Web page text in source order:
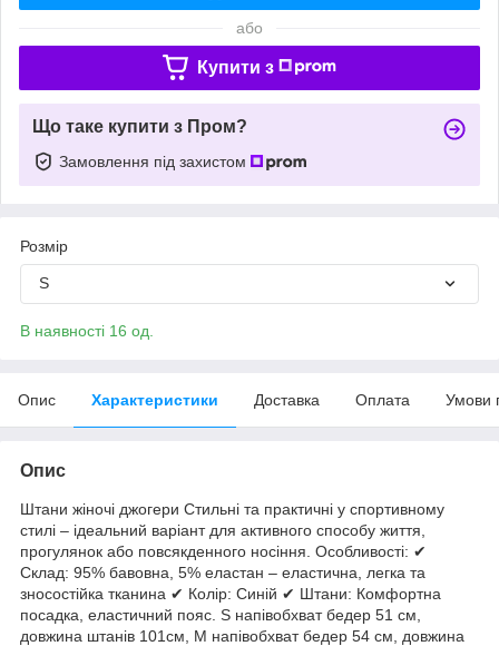
або
Купити з
Що таке купити з Пром?
Замовлення під захистом
Розмір
S
В наявності 16 од.
Опис Характеристики Доставка Оплата Умови
Опис
Штани жіночі джогери Стильні та практичні у спортивному
стилі – ідеальний варіант для активного способу життя,
прогулянок або повсякденного носіння. Особливості: ✔
Склад: 95% бавовна, 5% еластан – еластична, легка та
зносостійка тканина ✔ Колір: Синій ✔ Штани: Комфортна
посадка, еластичний пояс. S напівобхват бедер 51 см,
довжина штанів 101см, M напівобхват бедер 54 см, довжина